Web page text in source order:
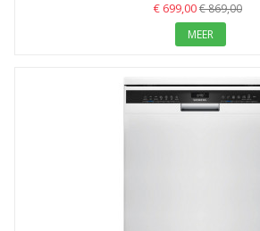
€ 699,00€ 869,00
MEER